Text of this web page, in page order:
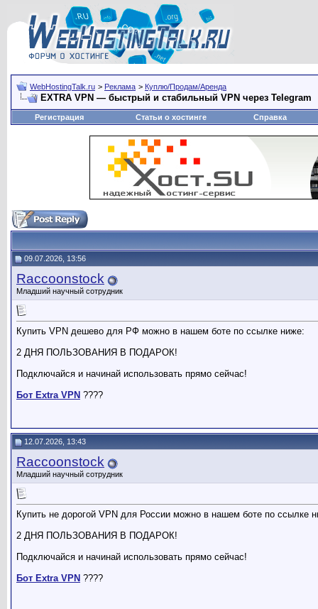
WebHostingTalk.ru > Реклама > Куплю/Продам/Аренда
EXTRA VPN — быстрый и стабильный VPN через Telegram
Регистрация Статьи о хостинге Справка
09.07.2026, 13:56
Raccoonstock
Младший научный сотрудник
Купить VPN дешево для РФ можно в нашем боте по ссылке ниже:
2 ДНЯ ПОЛЬЗОВАНИЯ В ПОДАРОК!
Подключайся и начинай использовать прямо сейчас!
Бот Extra VPN ????
12.07.2026, 13:43
Raccoonstock
Младший научный сотрудник
Купить не дорогой VPN для России можно в нашем боте по ссылке
2 ДНЯ ПОЛЬЗОВАНИЯ В ПОДАРОК!
Подключайся и начинай использовать прямо сейчас!
Бот Extra VPN ????